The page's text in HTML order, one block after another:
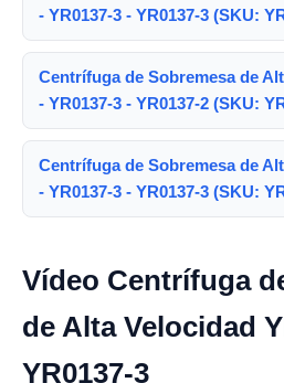
- YR0137-3 - YR0137-3 (SKU:
Centrífuga de Sobremesa de
- YR0137-3 - YR0137-2 (SKU:
Centrífuga de Sobremesa de
- YR0137-3 - YR0137-3 (SKU:
Vídeo Centrífuga
de Alta Velocidad
YR0137-3